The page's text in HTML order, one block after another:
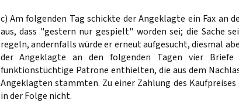
c) Am folgenden Tag schickte der Angeklagte ein Fax an
aus, dass "gestern nur gespielt" worden sei; die Sache
regeln, andernfalls würde er erneut aufgesucht, diesmal
der Angeklagte an den folgenden Tagen vier
funktionstüchtige Patrone enthielten, die aus dem
Angeklagten stammten. Zu einer Zahlung des
in der Folge nicht.